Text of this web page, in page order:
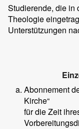
Studierende, die in
Theologie
Unterstützungen
Abonnement
Kirche“
für die Zeit